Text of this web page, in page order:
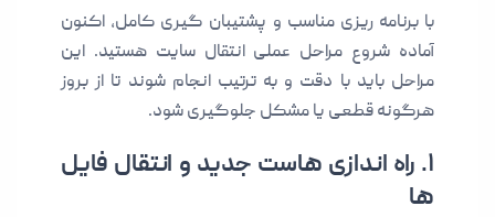
با برنامه ریزی مناسب و پشتیبان گیری کامل، اکنون
آماده شروع مراحل عملی انتقال سایت هستید. این
مراحل باید با دقت و به ترتیب انجام شوند تا از بروز
هرگونه قطعی یا مشکل جلوگیری شود.
۱. راه اندازی هاست جدید و انتقال فایل
ها